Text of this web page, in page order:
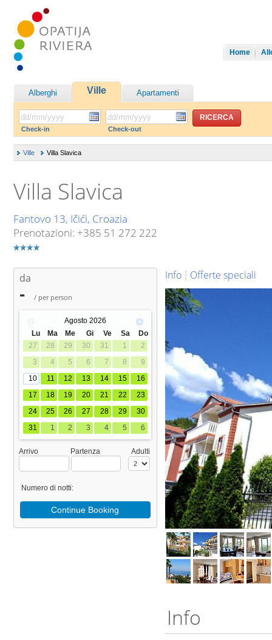
Home
Alberghi Ville Apartamenti
Check-in Check-out
Ville Villa Slavica
Villa Slavica
Fantovo 13, Ičići, Croazia
Prenotazioni: +385 51 272 222
da
- / per person
Agosto 2026
Lu
Ma Me Gi Ve Sa
Do
27
28 29 30 31 1
2
3
4 5 6 7 8
9
10
11 12 13 14 15
16
17
18 19 20 21 22
23
24
25 26 27 28 29
30
31
1 2 3 4 5 6
Arrivo Partenza Adulti
Numero di notti:
Continue Booking
Info Offerte speciali
Info